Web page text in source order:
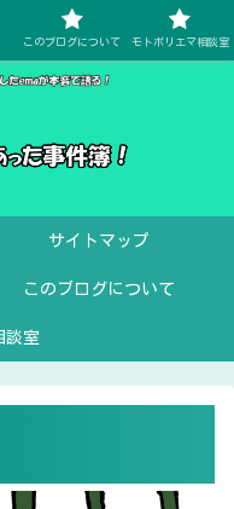
サイトマップ
このブログについて
談室
このブログについて モトポリエマ相談室